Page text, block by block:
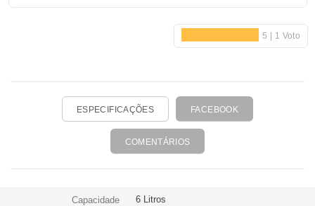
guisados, pratos de carne e muito mais. Adequada para
ESPECIFICAÇÕES FACEBOOK
COMENTÁRIOS
Capacidade 6 Litros